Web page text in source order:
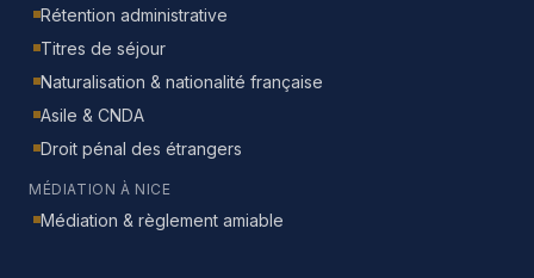
Rétention administrative
Titres de séjour
Naturalisation & nationalité française
Asile & CNDA
Droit pénal des étrangers
MÉDIATION À NICE
Médiation & règlement amiable